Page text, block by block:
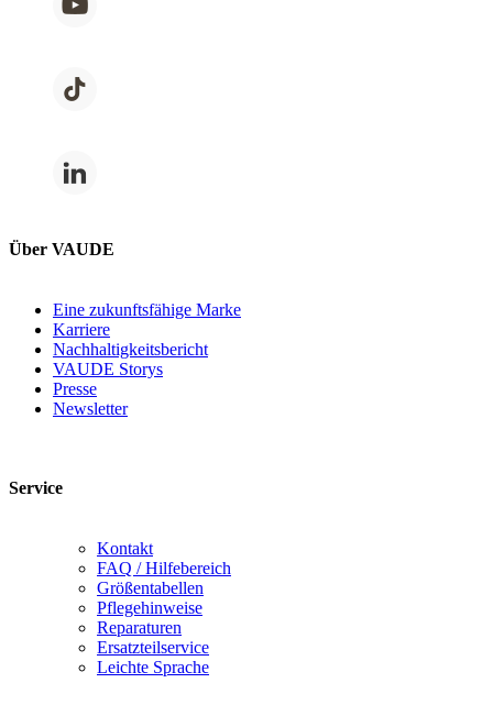
Über VAUDE
Eine zukunftsfähige Marke
Karriere
Nachhaltigkeitsbericht
VAUDE Storys
Presse
Newsletter
Service
Kontakt
FAQ / Hilfebereich
Größentabellen
Pflegehinweise
Reparaturen
Ersatzteilservice
Leichte Sprache